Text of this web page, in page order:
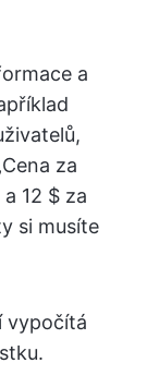
a
za
12 $ za
si musíte
vypočítá